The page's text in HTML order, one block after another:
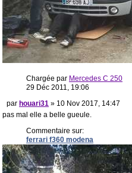
Chargée par Mercedes C 250
29 Déc 2011, 19:06
par houari31 » 10 Nov 2017, 14:47
pas mal elle a belle gueule.
Commentaire sur:
ferrari f360 modena